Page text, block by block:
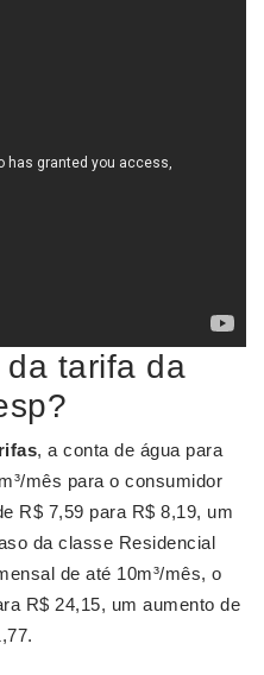
tarifa da
, a conta de água para
mês para o consumidor
R$ 7,59 para R$ 8,19, um
da classe Residencial
de até 10m³/mês, o
R$ 24,15, um aumento de